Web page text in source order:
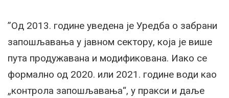
”Од 2013. године уведена је Уредба о забрани
запошљавања у јавном сектору, која је више
пута продужавана и модификована. Иако се
формално од 2020. или 2021. године води као
„контрола запошљавања“, у пракси и даље